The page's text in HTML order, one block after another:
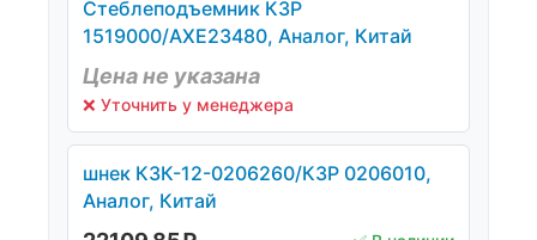
Стеблеподъемник КЗР
1519000/AXE23480, Аналог, Китай
Цена не указана
❌ Уточнить у менеджера
шнек КЗК-12-0206260/КЗР 0206010,
Аналог, Китай